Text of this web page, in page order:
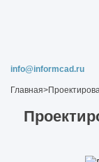
info@informcad.ru
Главная>